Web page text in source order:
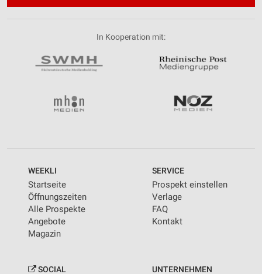
In Kooperation mit:
WEEKLI
Startseite
Öffnungszeiten
Alle Prospekte
Angebote
Magazin
SERVICE
Prospekt einstellen
Verlage
FAQ
Kontakt
SOCIAL UNTERNEHMEN